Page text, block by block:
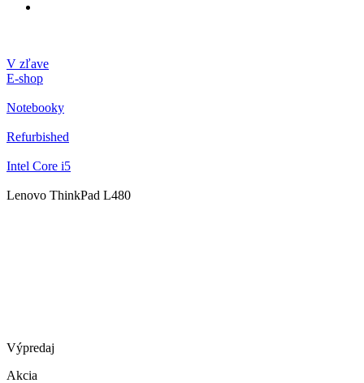
V zľave
E-shop
Notebooky
Refurbished
Intel Core i5
Lenovo ThinkPad L480
Výpredaj
Akcia